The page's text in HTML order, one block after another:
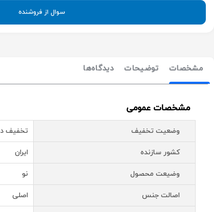
سوال از فروشنده
مشخصات توضیحات دیدگاه‌ها
مشخصات عمومی
وضعیت تخفیف تخفیف
کشور سازنده ایران
وضیعت محصول نو
اصالت جنس اصلی